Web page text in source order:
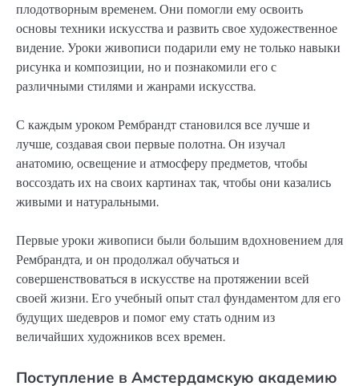
плодотворным временем. Они помогли ему освоить
основы техники искусства и развить свое художественное
видение. Уроки живописи подарили ему не только навыки
рисунка и композиции, но и познакомили его с
различными стилями и жанрами искусства.
С каждым уроком Рембрандт становился все лучше и
лучше, создавая свои первые полотна. Он изучал
анатомию, освещение и атмосферу предметов, чтобы
воссоздать их на своих картинах так, чтобы они казались
живыми и натуральными.
Первые уроки живописи были большим вдохновением для
Рембрандта, и он продолжал обучаться и
совершенствоваться в искусстве на протяжении всей
своей жизни. Его учебный опыт стал фундаментом для его
будущих шедевров и помог ему стать одним из
величайших художников всех времен.
Поступление в Амстердамскую академию